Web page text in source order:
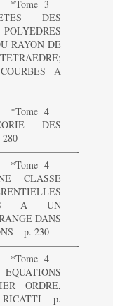
*Tome 3
DES
RAYON DE
A
*Tome 4
DES
*Tome 4
CLASSE
A UN
DANS
– p. 230
*Tome 4
ORDRE,
RICATTI – p.